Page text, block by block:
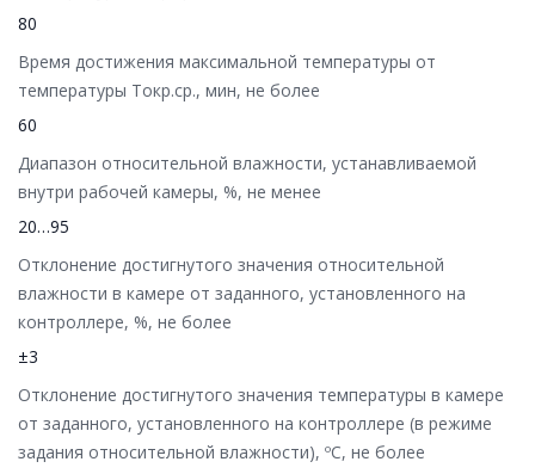
80
Время достижения максимальной температуры от
температуры Tокр.ср., мин, не более
60
Диапазон относительной влажности, устанавливаемой
внутри рабочей камеры, %, не менее
20…95
Отклонение достигнутого значения относительной
влажности в камере от заданного, установленного на
контроллере, %, не более
±3
Отклонение достигнутого значения температуры в камере
от заданного, установленного на контроллере (в режиме
задания относительной влажности), ºС, не более